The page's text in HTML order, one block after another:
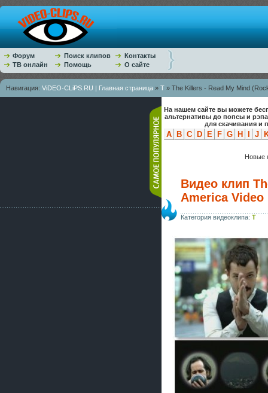
Форум Поиск клипов
Контакты
ТВ онлайн
Помощь О сайте
Навигация: ViDEO-CLiPS.RU | Главная страница » T » The Killers - Read My Mind
На нашем сайте вы можете
альтернативы до попсы и
для скачивания и
A B C D E F G H J
Новые
Видео клип
America Video
Категория видеоклипа: T